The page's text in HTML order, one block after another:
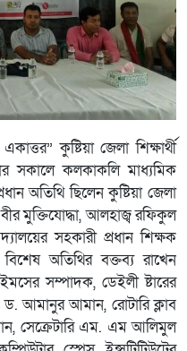
কুষ্টিয়া জেলা শিক্ষার্থী
সকালে কলকাকলি মাধ্যমিক
অতিথি ছিলেন কুষ্টিয়া জেলা
বীর মুক্তিযোদ্ধা, আলহাজ্ব রফিকুল
সহকারী প্রধান শিক্ষক
অতিথির বক্তব্য রাখেন
সম্পাদক, ডেইলী ষ্টারের
ড. আমানুর আমান, রোটারি ক্লাব
সেক্রেটারি এম. এম আলিমুল